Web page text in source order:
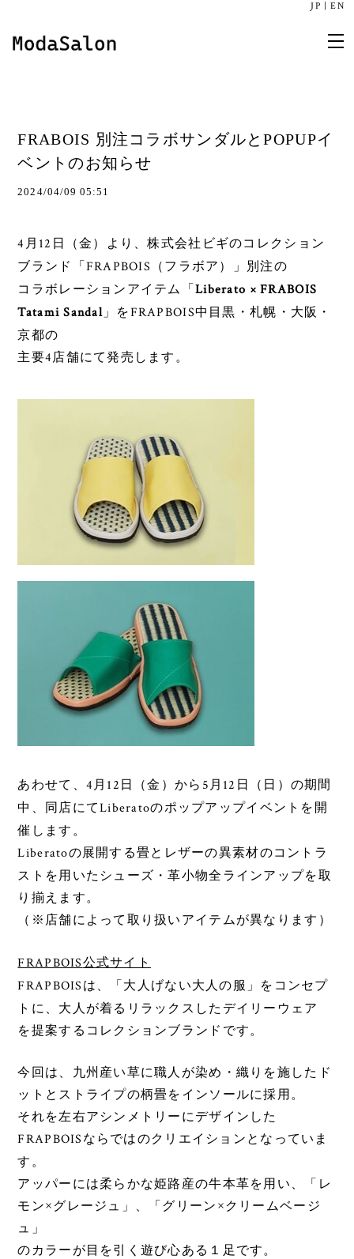
JP EN
FRABOIS 別注コラボサンダルとPOPUPイ
ベントのお知らせ
2024/04/09 05:51
4 月 12 日（金）より、株式会社ビギのコレクション
ブランド「FRAPBOIS（フラボア）」
別注の
コラボレーションアイテム「Liberato × FRABOIS
Tatami Sandal 」をFRAPBOIS中目黒・札幌・大阪・
京都の
主要4 店舗にて発売します。
あわせて、 4 月 12 日（金）から 5 月 12 日（日）の期間
中、同店にてLiberatoのポップアップイベントを開
催します。
Liberatoの展開する畳とレザーの異素材のコントラ
ストを用いたシューズ・革小物全ラインアップを取
り揃えます。
（ ※ 店舗によって取り扱いアイテムが異なります）
FRAPBOIS公式サイト
FRAPBOIS は、「大人げない大人の服」をコンセプ
トに、 大人が着るリラックスしたデイリーウェア
を提案するコレクションブランドです。
今回は、九州産い草に職人が染め・織りを施したド
ットとストライプの柄畳をインソールに採用。
それを左右アシンメトリーにデザインした
FRAPBOIS ならではのクリエイションとなっていま
す。
アッパーには柔らかな姫路産の牛本革を用い、「レ
モン×グレージュ」、「グリーン × クリームベージ
ュ」
のカラーが目を引く遊び心ある１足です。